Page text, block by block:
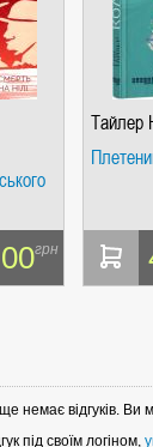
грн
Тайлер
немає відгуків.
під своїм логіном,